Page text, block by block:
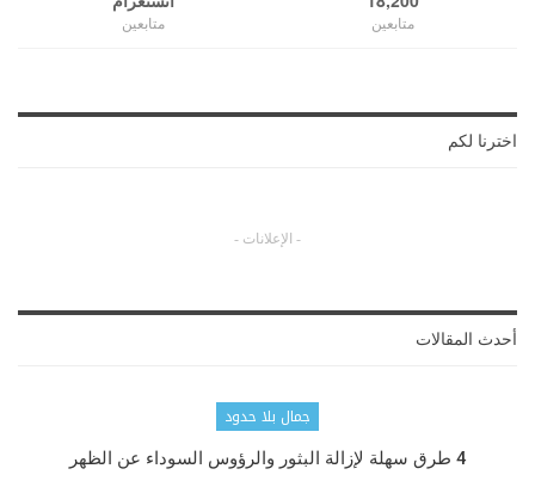
متابعين متابعين
اخترنا لكم
- الإعلانات -
أحدث المقالات
جمال بلا حدود
4 طرق سهلة لإزالة البثور والرؤوس السوداء عن الظهر